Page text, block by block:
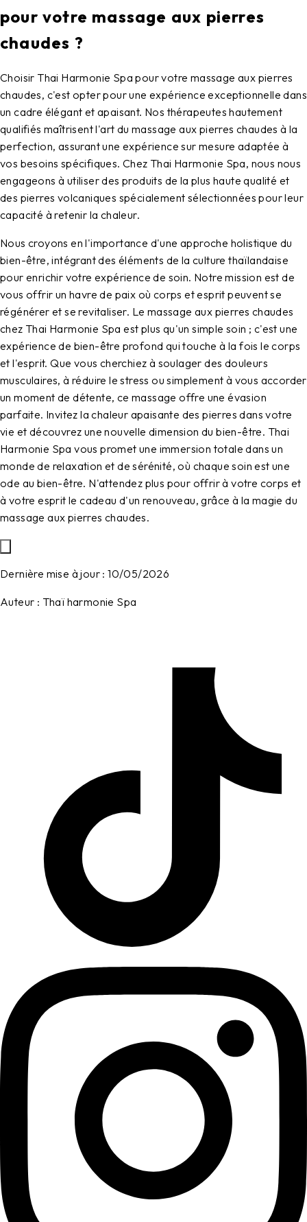
pour votre massage aux pierres
chaudes ?
Choisir Thai Harmonie Spa pour votre massage aux pierres
chaudes, c'est opter pour une expérience exceptionnelle dans
un cadre élégant et apaisant. Nos thérapeutes hautement
qualifiés maîtrisent l'art du massage aux pierres chaudes à la
perfection, assurant une expérience sur mesure adaptée à
vos besoins spécifiques. Chez Thai Harmonie Spa, nous nous
engageons à utiliser des produits de la plus haute qualité et
des pierres volcaniques spécialement sélectionnées pour leur
capacité à retenir la chaleur.
Nous croyons en l'importance d'une approche holistique du
bien-être, intégrant des éléments de la culture thaïlandaise
pour enrichir votre expérience de soin. Notre mission est de
vous offrir un havre de paix où corps et esprit peuvent se
régénérer et se revitaliser. Le massage aux pierres chaudes
chez Thai Harmonie Spa est plus qu'un simple soin ; c'est une
expérience de bien-être profond qui touche à la fois le corps
et l'esprit. Que vous cherchiez à soulager des douleurs
musculaires, à réduire le stress ou simplement à vous accorder
un moment de détente, ce massage offre une évasion
parfaite. Invitez la chaleur apaisante des pierres dans votre
vie et découvrez une nouvelle dimension du bien-être. Thai
Harmonie Spa vous promet une immersion totale dans un
monde de relaxation et de sérénité, où chaque soin est une
ode au bien-être. N'attendez plus pour offrir à votre corps et
à votre esprit le cadeau d'un renouveau, grâce à la magie du
massage aux pierres chaudes.
Dernière mise à jour : 10/05/2026
Auteur : Thaï harmonie Spa